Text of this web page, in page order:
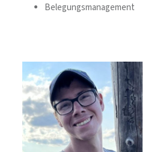
Belegungsmanagement